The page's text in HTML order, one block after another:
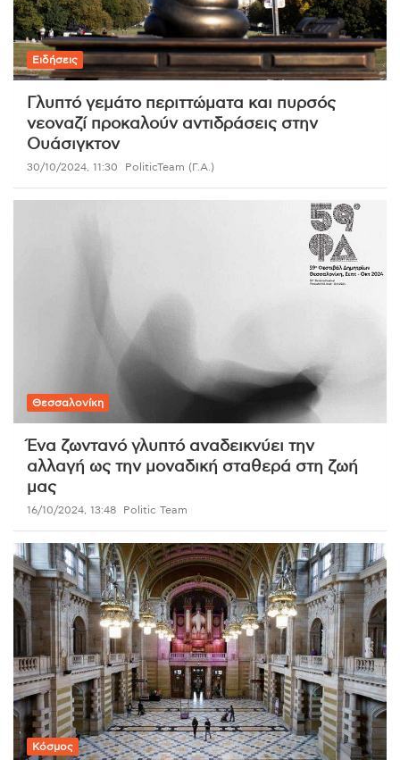
Ειδήσεις
Γλυπτό γεμάτο περιττώματα και πυρσός
νεοναζί προκαλούν αντιδράσεις στην
Ουάσιγκτον
30/10/2024, 11:30 PoliticTeam (Γ.Α.)
Θεσσαλονίκη
Ένα ζωντανό γλυπτό αναδεικνύει την
αλλαγή ως την μοναδική σταθερά στη ζωή
μας
16/10/2024, 13:48 Politic Team
Κόσμος